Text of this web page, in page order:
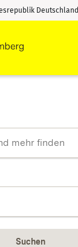
Deutschland
Suchen